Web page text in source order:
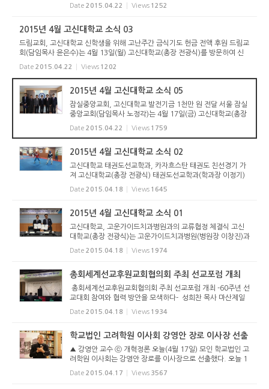
을 가르치며, 선한 행실로 세상을 따뜻하게 하는 참된 일꾼을
Date 2015.04.22 Views 1252
2015년 4월 고신대학교 소식 03
드림교회, 고신대학교 신학생을 위해 고난주간 금식기도 헌금 전액 후원 드림교
회(담임목사 윤은수)는 4월 13일(월) 고신대학교(총장 전광식)를 방문하여 신
학과 학생들을 위해 식비로 사용해 달라며 40만 원을 후원했다. 윤은수 목사는
비록 적은 금액이지만 ...
Date 2015.04.22 Views 1202
2015년 4월 고신대학교 소식 05
잠실중앙교회, 고신대학교 발전기금 1천만 원 전달 서울 잠실
중앙교회(담임목사 노정각)는 4월 17일(금) 고신대학교(총장
전광식)를 방문하여 발전기금 1천만 원을 전달했다. 노정각 목
사는 말씀과 성령으로 제자 되어 세상에서 증인으로 살아갈 기
Date 2015.04.22 Views 1759
2015년 4월 고신대학교 소식 02
고신대학교 태권도선교학과, 카자흐스탄 태권도 친선경기 가
져 고신대학교(총장 전광식) 태권도선교학과(학과장 이정기)
는 카자흐스탄 태권도 국가대표 선수 12명과 4월 16일(목) 국
가 친선 경기를 부산 양정모 체육관에서 가졌다. 부산태권도협
Date 2015.04.18 Views 1645
2015년 4월 고신대학교 소식 01
고신대학교, 고운가이드치과병원과의 교류협정 체결식 고신
대학교(총장 전광식)는 고운가이드치과병원(병원장 이창진)과
4월 16일(목) 오전 11시 고신대학교 섬김관 4층 회의실에서
해외 선교 지원 및 의료 서비스 제휴 협력을 위한 교류협정 체
Date 2015.04.18 Views 1974
총회세계선교후원교회협의회 주최 선교포럼 개최
총회세계선교후원교회협의회 주최 선교포럼 개최 -60주년 선
교대회 참여와 협력 방안을 모색하다- 성희찬 목사 마산제일
교회 담임목사 고신 총회 해외 선교 60년을 기념하여 오는 6
월에 열릴 예정인 <고신선교 60주년 기념대회>를 앞두고 총
Date 2015.04.18 Views 1934
학교법인 고려학원 이사회 강영안 장로 이사장 선출
▲ 강영안 교수 ⓒ 개혁정론 오늘(4월 17일) 모인 학교법인 고
려학원 이사회는 강영안 장로를 이사장으로 선출했다. 오늘 1
2시에 부산의 송도 법인 회의실에서 오늘부로 임기가 시작되
는 이사 4인(최한주, 황만선, 옥재부, 변성규 이사)과 남아있
Date 2015.04.17 Views 3567